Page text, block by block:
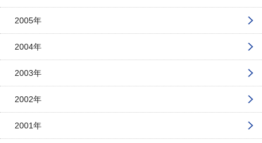
2005年
2004年
2003年
2002年
2001年